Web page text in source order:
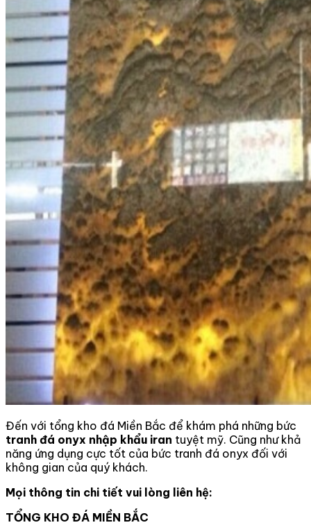
Đến với tổng kho đá Miền Bắc để khám phá những bức
tranh đá onyx nhập khẩu iran tuyệt mỹ. Cũng như khả
năng ứng dụng cực tốt của bức tranh đá onyx đối với
không gian của quý khách.
Mọi thông tin chi tiết vui lòng liên hệ:
TỔNG KHO ĐÁ MIỀN BẮC